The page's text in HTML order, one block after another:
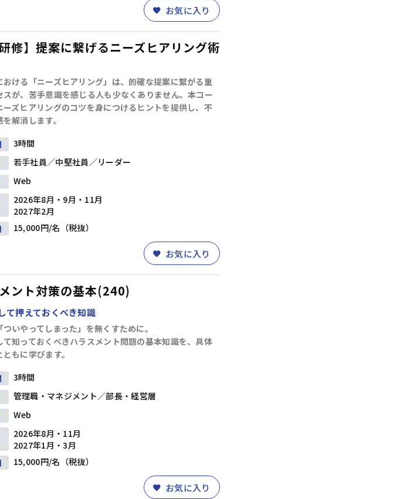
お気に入り
研修】提案に繋げるニーズヒアリング術
おける「ニーズヒアリング」は、的確な提案に繋がる重
スが、苦手意識を感じる人も少なくありません。本コー
ーズヒアリングのコツを身につけるヒントを提供し、不
解消します。
3時間
若手社員／中堅社員／リーダー
Web
2026年8月・9月・11月
2027年2月
15,000円/名（税抜）
お気に入り
ント対策の基本(240)
て押えておくべき知識
いやってしまった」を無くすために。
て知っておくべきハラスメント問題の基本知識を、具体
もに学びます。
3時間
管理職・マネジメント／部長・経営層
Web
2026年8月・11月
2027年1月・3月
15,000円/名（税抜）
お気に入り